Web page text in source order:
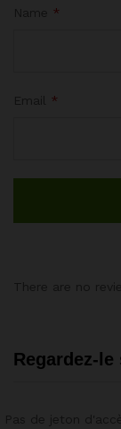
*
*
Regardez-